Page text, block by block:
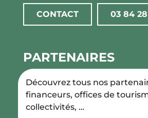
CONTACT 03 84 28
PARTENAIRES
Découvrez tous nos
financeurs, offices de
collectivités, …